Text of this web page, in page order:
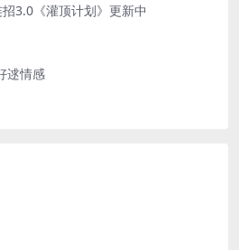
3.0《灌顶计划》更新中
逑情感